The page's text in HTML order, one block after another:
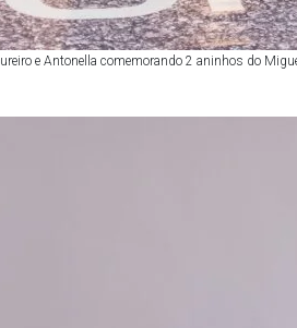
e Antonella comemorando 2 aninhos do